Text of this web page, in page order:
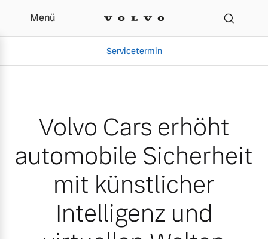
Volvo Cars erhöht
Menü
Servicetermin
Aktuelle Zubehörangebote
Über uns
Volvo Cars erhöht
automobile Sicherheit
mit künstlicher
Intelligenz und